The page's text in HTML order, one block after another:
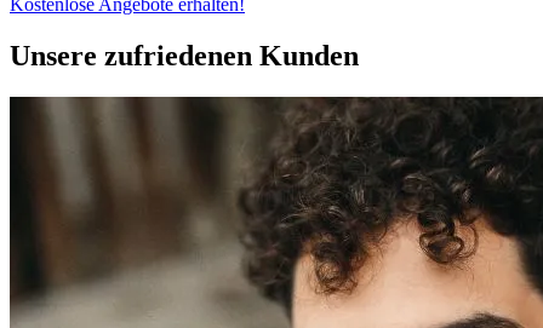
Kostenlose Angebote erhalten!
Unsere zufriedenen Kunden